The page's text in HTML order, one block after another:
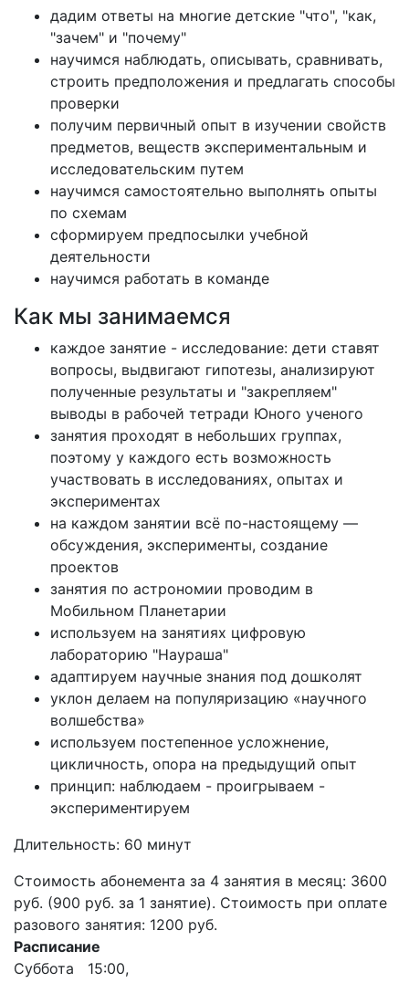
дадим ответы на многие детские "что", "как,
"зачем" и "почему"
научимся наблюдать, описывать, сравнивать,
строить предположения и предлагать способы
проверки
получим первичный опыт в изучении свойств
предметов, веществ экспериментальным и
исследовательским путем
научимся самостоятельно выполнять опыты
по схемам
сформируем предпосылки учебной
деятельности
научимся работать в команде
Как мы занимаемся
каждое занятие - исследование: дети ставят
вопросы, выдвигают гипотезы, анализируют
полученные результаты и "закрепляем"
выводы в рабочей тетради Юного ученого
занятия проходят в небольших группах,
поэтому у каждого есть возможность
участвовать в исследованиях, опытах и
экспериментах
на каждом занятии всё по-настоящему —
обсуждения, эксперименты, создание
проектов
занятия по астрономии проводим в
Мобильном Планетарии
используем на занятиях цифровую
лабораторию "Наураша"
адаптируем научные знания под дошколят
уклон делаем на популяризацию «научного
волшебства»
используем постепенное усложнение,
цикличность, опора на предыдущий опыт
принцип: наблюдаем - проигрываем -
экспериментируем
Длительность: 60 минут
Стоимость абонемента за 4 занятия в месяц: 3600
руб. (900 руб. за 1 занятие). Стоимость при оплате
разового занятия: 1200 руб.
Расписание
Суббота 15:00,